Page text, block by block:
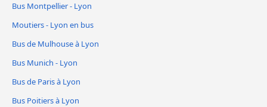
Bus Montpellier - Lyon
Moutiers - Lyon en bus
Bus de Mulhouse à Lyon
Bus Munich - Lyon
Bus de Paris à Lyon
Bus Poitiers à Lyon